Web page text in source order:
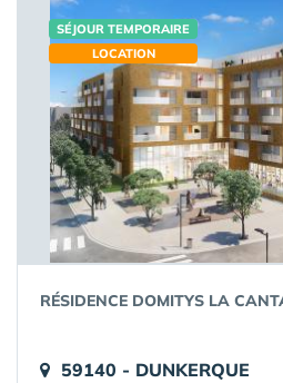
SÉJOUR TEMPORAIRE
LOCATION
RÉSIDENCE DOMITYS LA
59140 - DUNKERQUE